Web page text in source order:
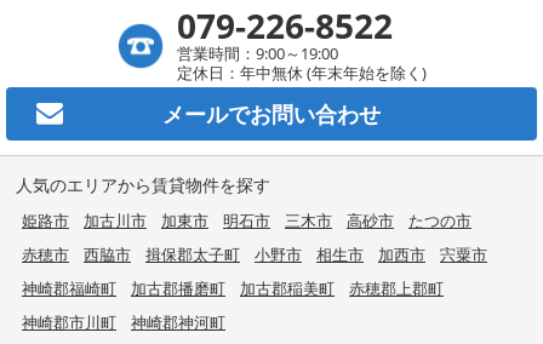
079-226-8522
営業時間：9:00～19:00
定休日：年中無休 (年末年始を除く)
メールでお問い合わせ
人気のエリアから賃貸物件を探す
姫路市 加古川市 加東市 明石市 三木市 高砂市
たつの市
赤穂市
西脇市 揖保郡太子町 小野市 相生市 加西市
宍粟市
神崎郡福崎町
加古郡播磨町 加古郡稲美町
赤穂郡上郡町
神崎郡市川町
神崎郡神河町